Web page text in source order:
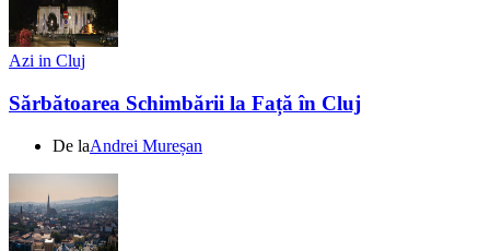
Azi in Cluj
Sărbătoarea Schimbării la Față în Cluj
De laAndrei Mureșan